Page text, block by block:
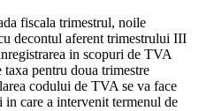
fiscala trimestrul, noile
decontul aferent trimestrului III
in scopuri de TVA
pentru doua trimestre
codului de TVA se va face
care a intervenit termenul de